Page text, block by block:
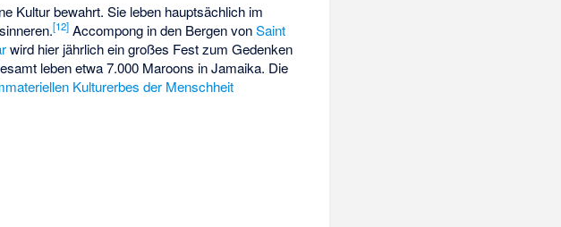
Kultur bewahrt. Sie leben hauptsächlich im
[12] Accompong in den Bergen vonSaint
wird hier jährlich ein großes Fest zum Gedenken
leben etwa 7.000 Maroons in Jamaika. Die
Kulturerbes der Menschheit